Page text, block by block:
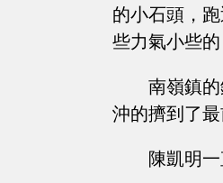
的小石頭，
些力氣小些
南嶺鎮
沖的擠到了
陳凱明